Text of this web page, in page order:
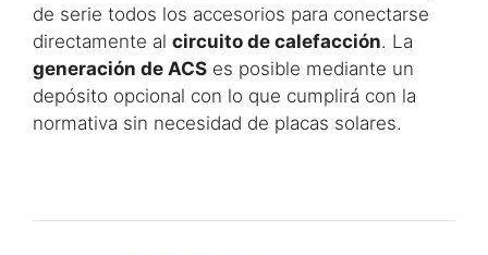
de serie todos los accesorios para conectarse
directamente al circuito de calefacción. La
generación de ACS es posible mediante un
depósito opcional con lo que cumplirá con la
normativa sin necesidad de placas solares.